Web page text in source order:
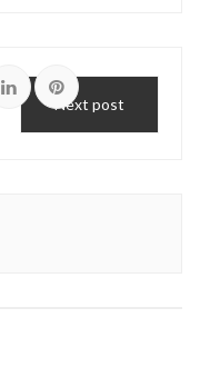
Next post